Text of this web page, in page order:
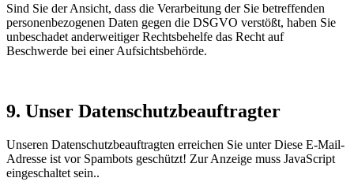
Sind Sie der Ansicht, dass die Verarbeitung der Sie betreffenden
personenbezogenen Daten gegen die DSGVO verstößt, haben Sie
unbeschadet anderweitiger Rechtsbehelfe das Recht auf
Beschwerde bei einer Aufsichtsbehörde.
9. Unser Datenschutzbeauftragter
Unseren Datenschutzbeauftragten erreichen Sie unterDiese E-Mail-
Adresse ist vor Spambots geschützt! Zur Anzeige muss JavaScript
eingeschaltet sein..